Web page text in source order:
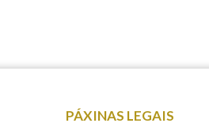
PÁXINAS LEGAIS